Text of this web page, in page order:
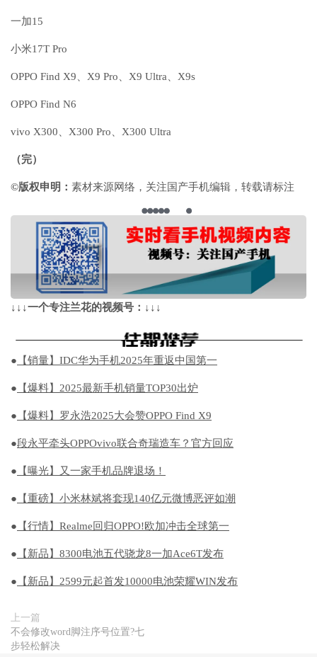
一加15
小米17T Pro
OPPO Find X9、X9 Pro、X9 Ultra、X9s
OPPO Find N6
vivo X300、X300 Pro、X300 Ultra
（完）
©版权申明： 素材来源网络，关注国产手机编辑， 转载请标注
↓↓↓一个专注兰花的视频号： ↓↓↓
● 【销量】IDC华为手机2025年重返中国第一
● 【爆料】2025最新手机销量TOP30出炉
● 【爆料】罗永浩2025大会赞OPPO Find X9
●段永平牵头OPPOvivo联合奇瑞造车？官方回应
● 【曝光】又一家手机品牌退场！
● 【重磅】小米林斌将套现140亿元微博恶评如潮
● 【行情】Realme回归OPPO!欧加冲击全球第一
● 【新品】8300电池五代骁龙8一加Ace6T发布
● 【新品】2599元起首发10000电池荣耀WIN发布
上一篇
不会修改word脚注序号位置?七
步轻松解决